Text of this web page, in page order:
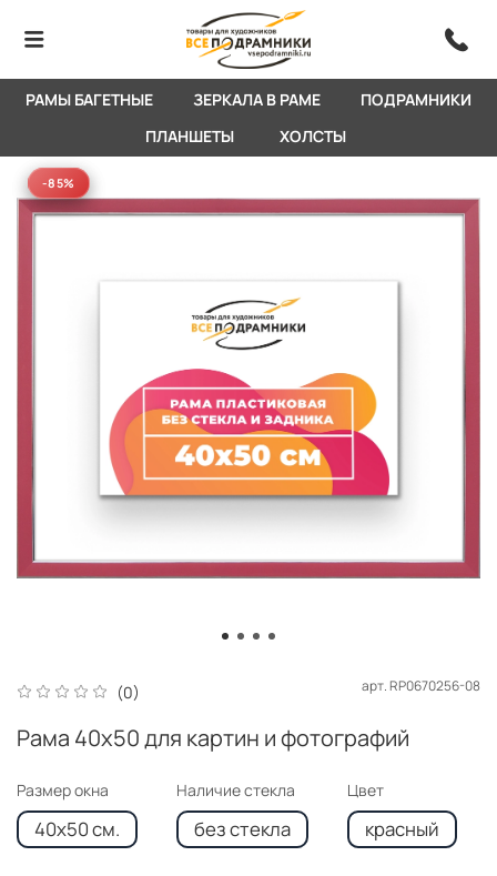
РАМЫ БАГЕТНЫЕ ЗЕРКАЛА В РАМЕ
ПОДРАМНИКИ
ПЛАНШЕТЫ
ХОЛСТЫ
-85%
-85%
(0) арт.RP0670256-08
Рама 40x50 для картин и фотографий
Размер окна
40x50 см.
Наличие стекла
без стекла
Цвет
красный